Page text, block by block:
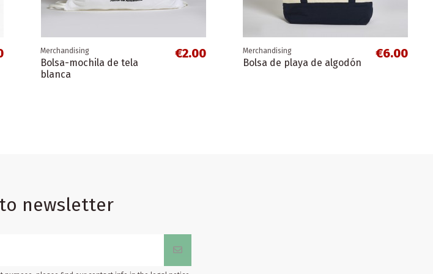
Flamenco Pueblos Blancos
Merchandising
Bolsa-mochila de tela
blanca
€2.00 Merchandising
Bolsa de playa de algodón
€6.00
newsletter